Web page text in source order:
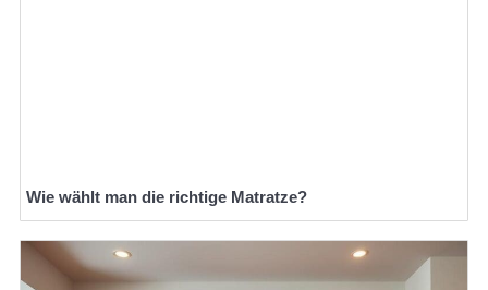
Wie wählt man die richtige Matratze?